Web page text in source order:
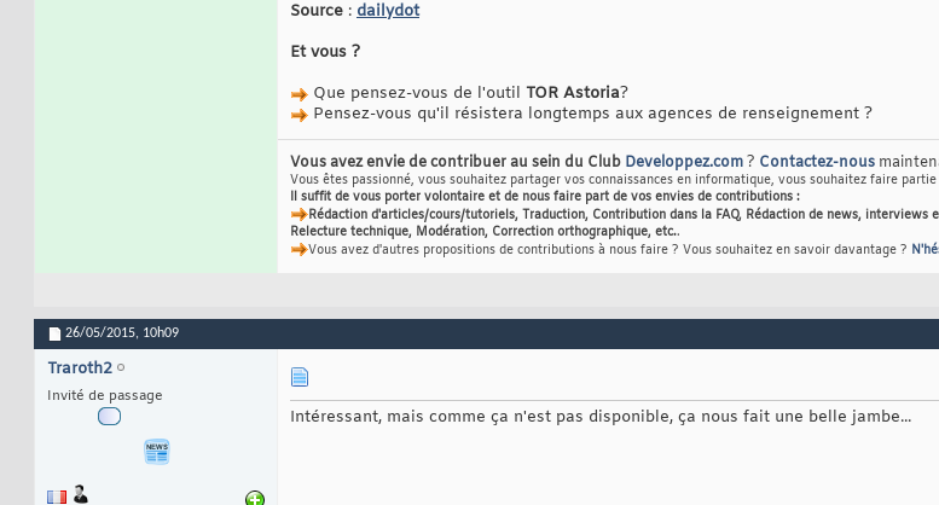
Source : dailydot
Et vous ?
Que pensez-vous de l'outil TOR Astoria?
Pensez-vous qu'il résistera longtemps aux agences de renseignement ?
Vous avez envie de contribuer au sein du Club Developpez.com? Contactez-nous
Vous êtes passionné, vous souhaitez partager vos connaissances en informatique, vous souhaitez faire
Il suffit de vous porter volontaire et de nous faire part de vos envies de contributions :
Rédaction d'articles/cours/tutoriels, Traduction, Contribution dans la FAQ, Rédaction de news, interviews
Relecture technique, Modération, Correction orthographique, etc..
Vous avez d'autres propositions de contributions à nous faire ? Vous souhaitez en savoir davantage ?
26/05/2015, 10h09
Traroth2
Invité de passage
Intéressant, mais comme ça n'est pas disponible, ça nous fait une belle jambe...